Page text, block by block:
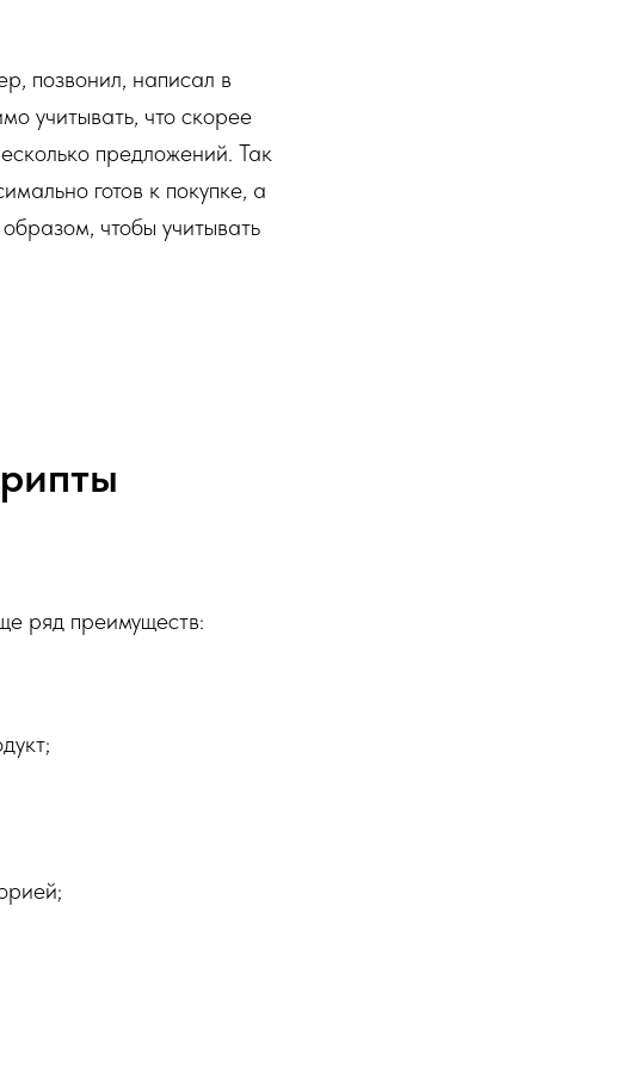
позвонил, написал в
учитывать, что скорее
предложений. Так
готов к покупке, а
чтобы учитывать
ряд преимуществ: